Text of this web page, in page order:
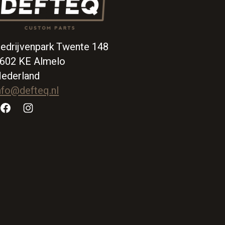
Twente 148
KE Almelo